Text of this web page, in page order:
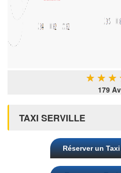
★ ★ ★
179
TAXI SERVILLE
Réserver un